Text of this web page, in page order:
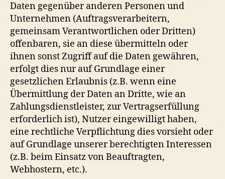
Daten gegenüber anderen Personen und
Unternehmen (Auftragsverarbeitern,
gemeinsam Verantwortlichen oder Dritten)
offenbaren, sie an diese übermitteln oder
ihnen sonst Zugriff auf die Daten gewähren,
erfolgt dies nur auf Grundlage einer
gesetzlichen Erlaubnis (z.B. wenn eine
Übermittlung der Daten an Dritte, wie an
Zahlungsdienstleister, zur Vertragserfüllung
erforderlich ist), Nutzer eingewilligt haben,
eine rechtliche Verpflichtung dies vorsieht oder
auf Grundlage unserer berechtigten Interessen
(z.B. beim Einsatz von Beauftragten,
Webhostern, etc.).